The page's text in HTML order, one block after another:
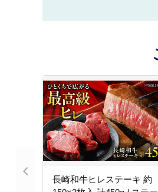
長崎和牛ヒレステーキ 約